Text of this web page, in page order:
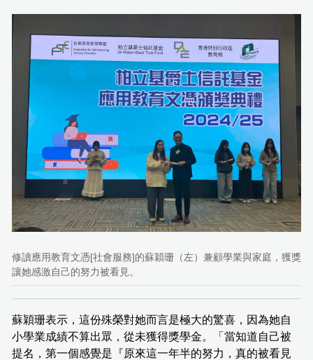
修讀應用教育文憑[社會服務]的蘇穎珊（左）兼顧學業與家庭，獲獎
讓她感激自己的努力被看見。
蘇穎珊表示，這份殊榮對她而言是極大的驚喜，因為她自
小學業成績不算出眾，從未獲得獎學金。「當知道自己被
提名，第一個感覺是『原來這一年半的努力，真的被看見